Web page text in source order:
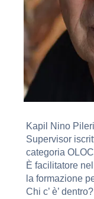
Kapil Nino
Supervisor
categoria
È facilitatore
la formazione
Chi c’ è’